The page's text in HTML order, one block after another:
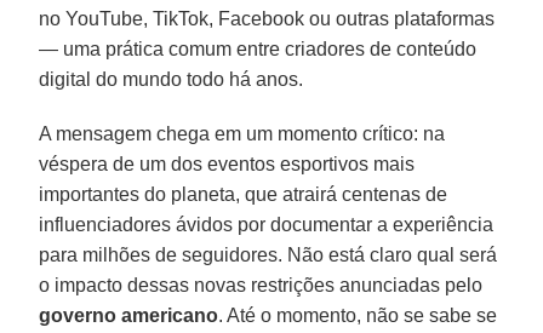
no YouTube, TikTok, Facebook ou outras plataformas
— uma prática comum entre criadores de conteúdo
digital do mundo todo há anos.
A mensagem chega em um momento crítico: na
véspera de um dos eventos esportivos mais
importantes do planeta, que atrairá centenas de
influenciadores ávidos por documentar a experiência
para milhões de seguidores. Não está claro qual será
o impacto dessas novas restrições anunciadas pelo
governo americano. Até o momento, não se sabe se